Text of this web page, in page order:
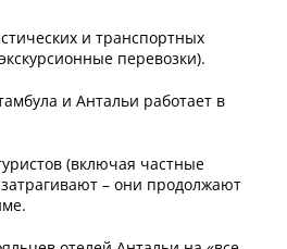
и транспортных
перевозки).
и Антальи работает в
(включая частные
– они продолжают